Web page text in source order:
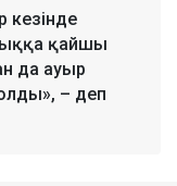
кезінде
қайшы
да ауыр
– деп